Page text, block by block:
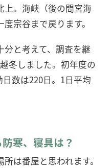
上。海峡（後の間宮海
宗谷まで戻ります。
と考えて、調査を継
冬しました。初年度の
数は220日。1日平均
寒、寝具は？
は番屋と思われます。